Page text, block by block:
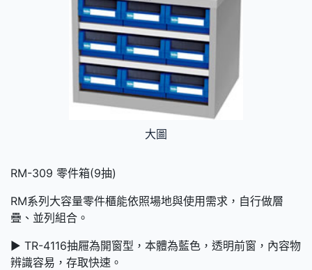
大圖
RM-309 零件箱(9抽)
RM系列大容量零件櫃能依照場地與使用需求，自行做層
疊、並列組合。
► TR-4116抽屜為開窗型，本體為藍色，透明前窗，內容物
辨識容易，存取快速。